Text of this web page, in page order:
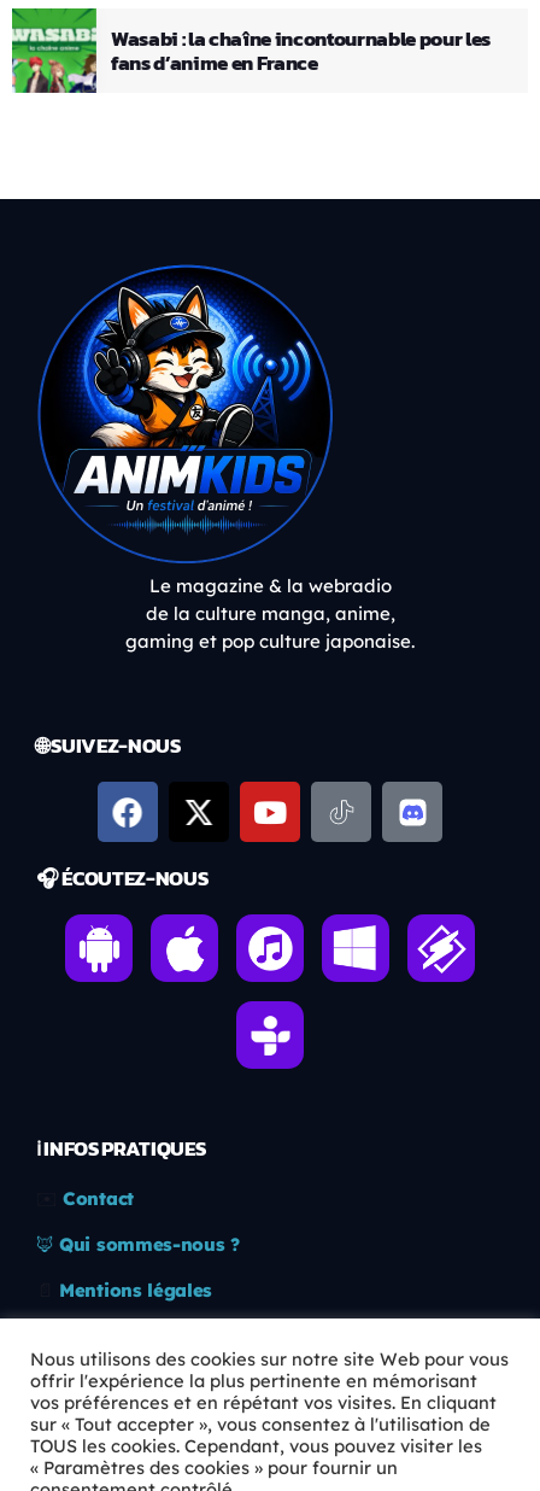
Wasabi : la chaîne incontournable pour les
fans d’anime en France
Le magazine & la webradio
de la culture manga, anime,
gaming et pop culture japonaise.
🌐 SUIVEZ-NOUS
🎧 ÉCOUTEZ-NOUS
ℹ️ INFOS PRATIQUES
Contact
🦊 Qui sommes-nous ?
Mentions légales
🛡️ RGPD
Copyright © 2026 Animkids. Tous droits réservés.
Nous utilisons des cookies sur notre site Web pour vous
offrir l'expérience la plus pertinente en mémorisant
vos préférences et en répétant vos visites. En cliquant
sur « Tout accepter », vous consentez à l'utilisation de
TOUS les cookies. Cependant, vous pouvez visiter les
« Paramètres des cookies » pour fournir un